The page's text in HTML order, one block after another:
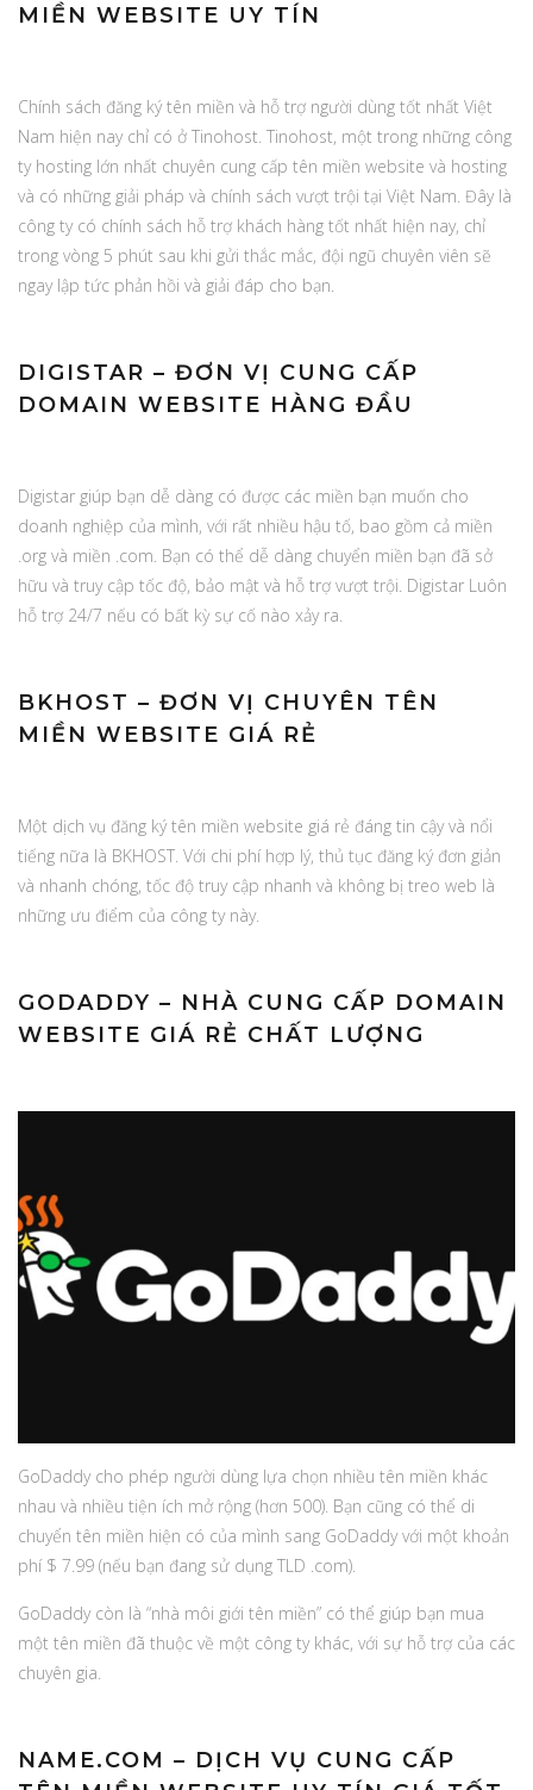
MIỀN WEBSITE UY TÍN
Chính sách đăng ký tên miền và hỗ trợ người dùng tốt nhất Việt
Nam hiện nay chỉ có ở Tinohost. Tinohost, một trong những công
ty hosting lớn nhất chuyên cung cấp tên miền website và hosting
và có những giải pháp và chính sách vượt trội tại Việt Nam. Đây là
công ty có chính sách hỗ trợ khách hàng tốt nhất hiện nay, chỉ
trong vòng 5 phút sau khi gửi thắc mắc, đội ngũ chuyên viên sẽ
ngay lập tức phản hồi và giải đáp cho bạn.
DIGISTAR – ĐƠN VỊ CUNG CẤP
DOMAIN WEBSITE HÀNG ĐẦU
Digistar giúp bạn dễ dàng có được các miền bạn muốn cho
doanh nghiệp của mình, với rất nhiều hậu tố, bao gồm cả miền
.org và miền .com. Bạn có thể dễ dàng chuyển miền bạn đã sở
hữu và truy cập tốc độ, bảo mật và hỗ trợ vượt trội. Digistar Luôn
hỗ trợ 24/7 nếu có bất kỳ sự cố nào xảy ra.
BKHOST – ĐƠN VỊ CHUYÊN TÊN
MIỀN WEBSITE GIÁ RẺ
Một dịch vụ đăng ký tên miền website giá rẻ đáng tin cậy và nổi
tiếng nữa là BKHOST. Với chi phí hợp lý, thủ tục đăng ký đơn giản
và nhanh chóng, tốc độ truy cập nhanh và không bị treo web là
những ưu điểm của công ty này.
GODADDY – NHÀ CUNG CẤP DOMAIN
WEBSITE GIÁ RẺ CHẤT LƯỢNG
GoDaddy cho phép người dùng lựa chọn nhiều tên miền khác
nhau và nhiều tiện ích mở rộng (hơn 500). Bạn cũng có thể di
chuyển tên miền hiện có của mình sang GoDaddy với một khoản
phí $ 7.99 (nếu bạn đang sử dụng TLD .com).
GoDaddy còn là “nhà môi giới tên miền” có thể giúp bạn mua
một tên miền đã thuộc về một công ty khác, với sự hỗ trợ của các
chuyên gia.
NAME.COM – DỊCH VỤ CUNG CẤP